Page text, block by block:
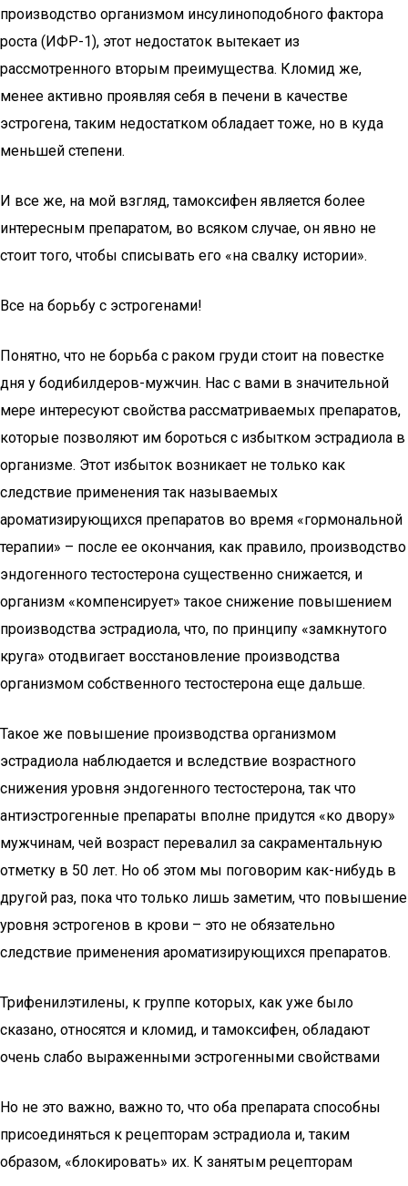
производство организмом инсулиноподобного фактора
роста (ИФР-1), этот недостаток вытекает из
рассмотренного вторым преимущества. Кломид же,
менее активно проявляя себя в печени в качестве
эстрогена, таким недостатком обладает тоже, но в куда
меньшей степени.
И все же, на мой взгляд, тамоксифен является более
интересным препаратом, во всяком случае, он явно не
стоит того, чтобы списывать его «на свалку истории».
Все на борьбу с эстрогенами!
Понятно, что не борьба с раком груди стоит на повестке
дня у бодибилдеров-мужчин. Нас с вами в значительной
мере интересуют свойства рассматриваемых препаратов,
которые позволяют им бороться с избытком эстрадиола в
организме. Этот избыток возникает не только как
следствие применения так называемых
ароматизирующихся препаратов во время «гормональной
терапии» – после ее окончания, как правило, производство
эндогенного тестостерона существенно снижается, и
организм «компенсирует» такое снижение повышением
производства эстрадиола, что, по принципу «замкнутого
круга» отодвигает восстановление производства
организмом собственного тестостерона еще дальше.
Такое же повышение производства организмом
эстрадиола наблюдается и вследствие возрастного
снижения уровня эндогенного тестостерона, так что
антиэстрогенные препараты вполне придутся «ко двору»
мужчинам, чей возраст перевалил за сакраментальную
отметку в 50 лет. Но об этом мы поговорим как-нибудь в
другой раз, пока что только лишь заметим, что повышение
уровня эстрогенов в крови – это не обязательно
следствие применения ароматизирующихся препаратов.
Трифенилэтилены, к группе которых, как уже было
сказано, относятся и кломид, и тамоксифен, обладают
очень слабо выраженными эстрогенными свойствами
Но не это важно, важно то, что оба препарата способны
присоединяться к рецепторам эстрадиола и, таким
образом, «блокировать» их. К занятым рецепторам